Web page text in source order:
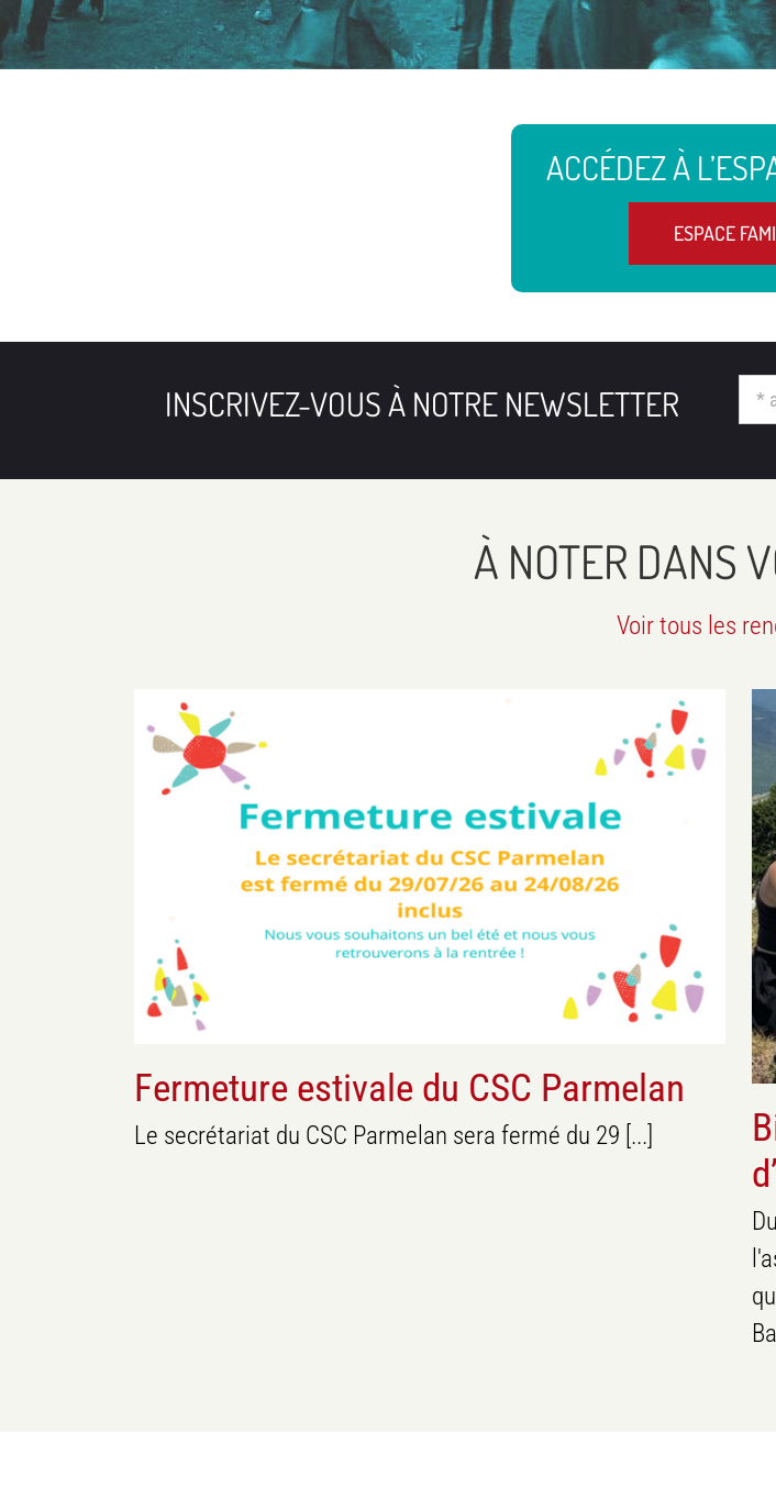
ACCÉDEZ À
ESPACE
INSCRIVEZ-VOUS À NOTRE NEWSLETTER
À NOTER DANS
Voir tous les
Agenda Famille / Vie de quartier
Fermeture estivale du CSC Parmelan
Le secrétariat du CSC Parmelan sera fermé du 29 [...]